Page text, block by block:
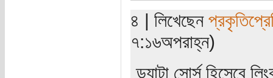
৪ | লিখেছেন
৭:১৬অপরাহ্ন)
ড্যাটা সোর্স হিসেবে